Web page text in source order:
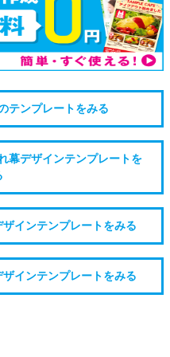
テンプレートをみる
幕デザインテンプレートを
インテンプレートをみる
インテンプレートをみる